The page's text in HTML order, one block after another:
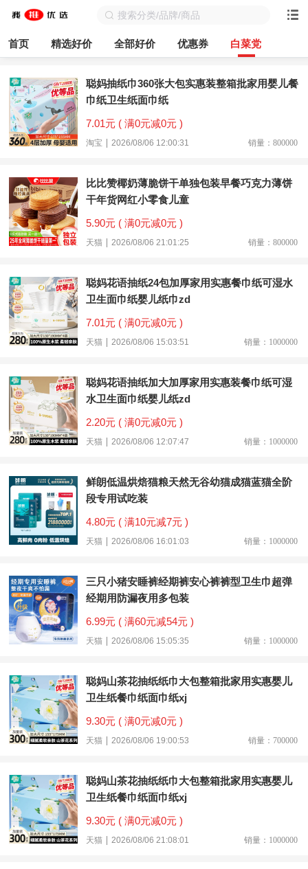
首页 精选好价 全部好价 优惠券 白菜党
聪妈抽纸巾360张大包实惠装整箱批家用婴儿餐
巾纸卫生纸面巾纸
7.01元 ( 满0元减0元 )
淘宝 2026/08/06 12:00:31 销量：800000
比比赞椰奶薄脆饼干单独包装早餐巧克力薄饼
干年货网红小零食儿童
5.90元 ( 满0元减0元 )
天猫 2026/08/06 21:01:25 销量：800000
聪妈花语抽纸24包加厚家用实惠餐巾纸可湿水
卫生面巾纸婴儿纸巾zd
7.01元 ( 满0元减0元 )
天猫 2026/08/06 15:03:51 销量：1000000
聪妈花语抽纸加大加厚家用实惠装餐巾纸可湿
水卫生面巾纸婴儿纸zd
2.20元 ( 满0元减0元 )
天猫 2026/08/06 12:07:47 销量：1000000
鲜朗低温烘焙猫粮天然无谷幼猫成猫蓝猫全阶
段专用试吃装
4.80元 ( 满10元减7元 )
天猫 2026/08/06 16:01:03 销量：1000000
三只小猪安睡裤经期裤安心裤裤型卫生巾超弹
经期用防漏夜用多包装
6.99元 ( 满60元减54元 )
天猫 2026/08/06 15:05:35 销量：1000000
聪妈山茶花抽纸纸巾大包整箱批家用实惠婴儿
卫生纸餐巾纸面巾纸xj
9.30元 ( 满0元减0元 )
天猫 2026/08/06 19:00:53 销量：700000
聪妈山茶花抽纸纸巾大包整箱批家用实惠婴儿
卫生纸餐巾纸面巾纸xj
9.30元 ( 满0元减0元 )
天猫 2026/08/06 21:08:01 销量：1000000